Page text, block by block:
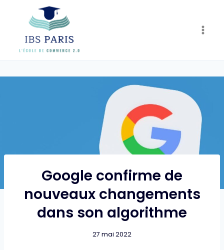
content
Google confirme de
nouveaux changements
dans son algorithme
27 mai 2022